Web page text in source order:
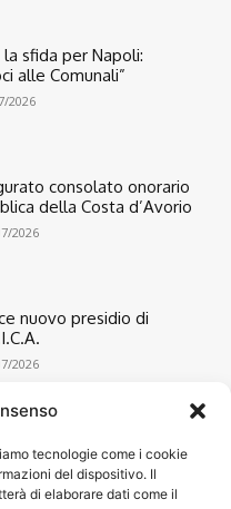
tecnologie come i cookie
del dispositivo. Il
di elaborare dati come il
la sfida per Napoli:
alle Comunali”
2026
consolato onorario
della Costa d’Avorio
2026
nuovo presidio di
2026
13501
7305